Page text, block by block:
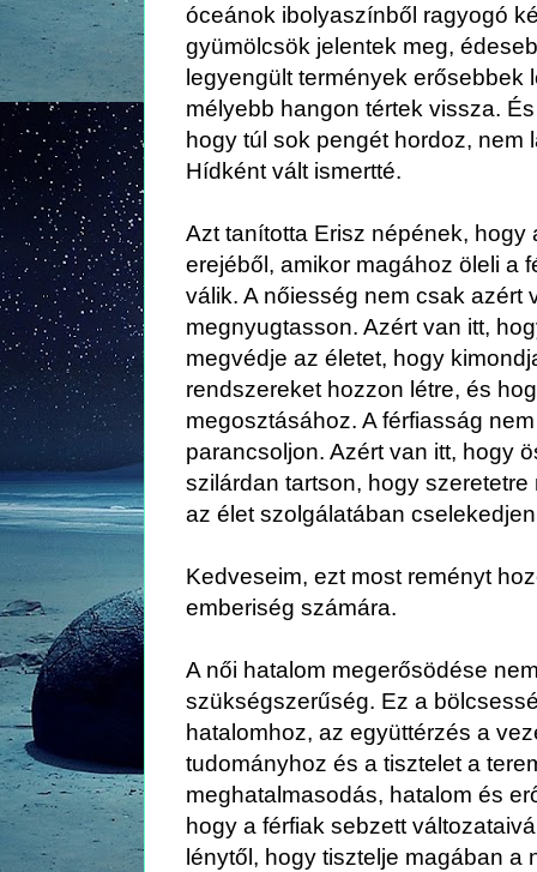
óceánok ibolyaszínből ragyogó
gyümölcsök jelentek meg,
legyengült termények erősebbek
mélyebb hangon tértek vissza.
hogy túl sok pengét hordoz, nem
Hídként vált ismertté.
Azt tanította Erisz népének, hogy
erejéből, amikor magához öleli a
válik. A nőiesség nem csak azért
megnyugtasson. Azért van itt,
megvédje az életet, hogy
rendszereket hozzon létre, és
megosztásához. A férfiasság
parancsoljon. Azért van itt, hogy
szilárdan tartson, hogy
az élet szolgálatában
Kedveseim, ezt most reményt
emberiség számára.
A női hatalom megerősödése
szükségszerűség. Ez a
hatalomhoz, az együttérzés a
tudományhoz és a tisztelet a
meghatalmasodás, hatalom és
hogy a férfiak sebzett
lénytől, hogy tisztelje magában a